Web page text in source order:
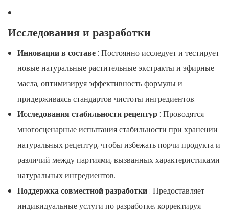
Исследования и разработки
Инновации в составе : Постоянно исследует и тестирует
новые натуральные растительные экстракты и эфирные
масла, оптимизируя эффективность формулы и
придерживаясь стандартов чистоты ингредиентов.
Исследования стабильности рецептур : Проводятся
многосценарные испытания стабильности при хранении
натуральных рецептур, чтобы избежать порчи продукта и
различий между партиями, вызванных характеристиками
натуральных ингредиентов.
Поддержка совместной разработки : Предоставляет
индивидуальные услуги по разработке, корректируя